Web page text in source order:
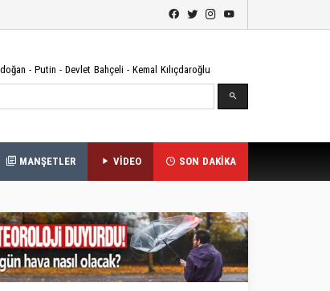
- Putin - Devlet Bahçeli - Kemal Kılıçdaroğlu
MANŞETLER VİDEO SON DAKİKA